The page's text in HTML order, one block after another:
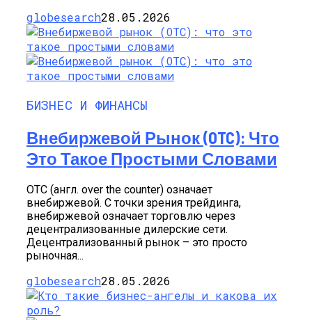
globesearch28.05.2026
БИЗНЕС И ФИНАНСЫ
Внебиржевой Рынок (OTC): Что
Это Такое Простыми Словами
OTC (англ. over the counter) означает
внебиржевой. С точки зрения трейдинга,
внебиржевой означает торговлю через
децентрализованные дилерские сети.
Децентрализованный рынок – это просто
рыночная...
globesearch28.05.2026